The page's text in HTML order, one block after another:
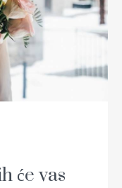
će vas